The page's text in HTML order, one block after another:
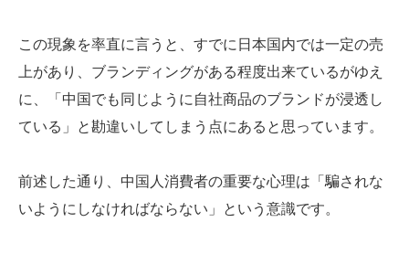
この現象を率直に言うと、すでに日本国内では一定の売
上があり、ブランディングがある程度出来ているがゆえ
に、「中国でも同じように自社商品のブランドが浸透し
ている」と勘違いしてしまう点にあると思っています。
前述した通り、中国人消費者の重要な心理は「騙されな
いようにしなければならない」という意識です。